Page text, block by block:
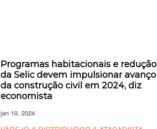
Programas habitacionais e redução
da Selic devem impulsionar avanço
da construção civil em 2024, diz
economista
jan 19, 2024